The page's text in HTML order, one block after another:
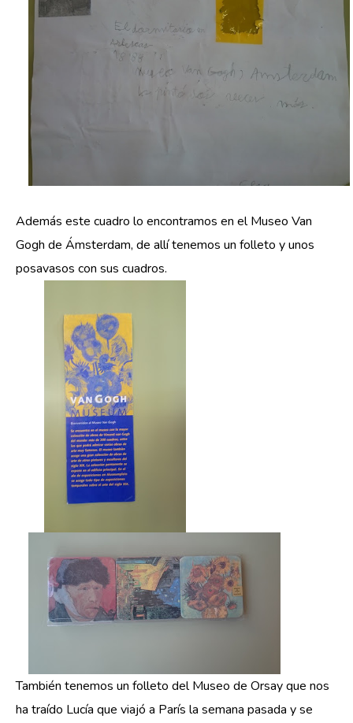
Además este cuadro lo encontramos en el Museo Van
Gogh de Ámsterdam, de allí tenemos un folleto y unos
posavasos con sus cuadros.
También tenemos un folleto del Museo de Orsay que nos
ha traído Lucía que viajó a París la semana pasada y se